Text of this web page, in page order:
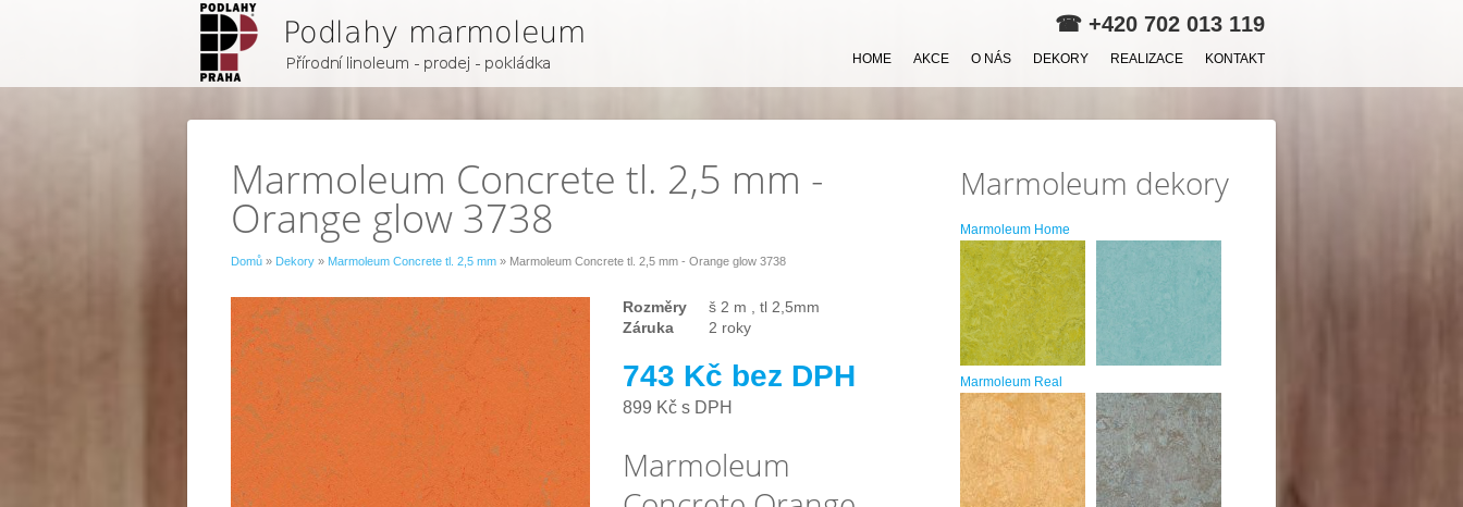
☎ +420 702 013 119
HOME AKCE O NÁS DEKORY REALIZACE KONTAKT
Marmoleum Concrete tl. 2,5 mm -
Orange glow 3738
Domů » Dekory » Marmoleum Concrete tl. 2,5 mm » Marmoleum Concrete tl. 2,5 mm - Orange glow 3738
Rozměry
š 2 m , tl 2,5mm
Záruka
2 roky
743 Kč bez DPH
899 Kč s DPH
Marmoleum
Marmoleum dekory
Marmoleum Home
Marmoleum Real